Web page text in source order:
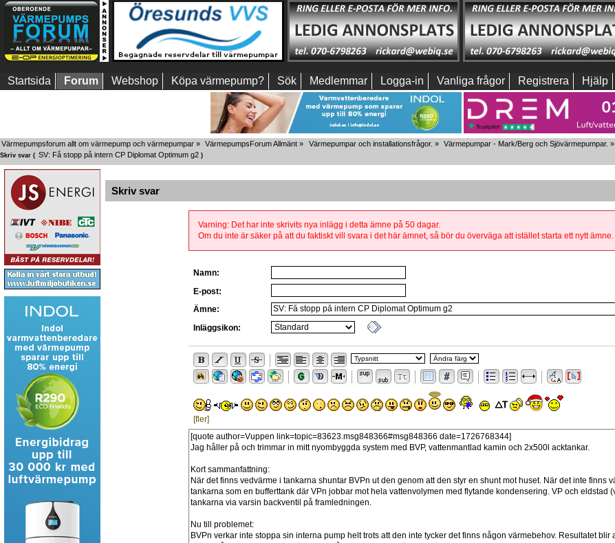
Startsida Forum Webshop Köpa värmepump? Sök Medlemmar Logga-in Vanliga frågor Registrera Hjälp
Värmepumpsforum allt om värmepump och värmepumpar » VärmepumpsForum Allmänt » Värmepumpar och installationsfrågor. » Värmepumpar - Mark/Berg och Sjövärmepumpar. »
Skriv svar ( SV: Få stopp på intern CP Diplomat Optimum g2 )
Skriv svar
Varning: Det har inte skrivits nya inlägg i detta ämne på 50 dagar.
Om du inte är säker på att du faktiskt vill svara i det här ämnet, så bör du överväga att istället starta ett nytt ämne.
Namn:
E-post:
Ämne:
Inläggsikon:
[fler]